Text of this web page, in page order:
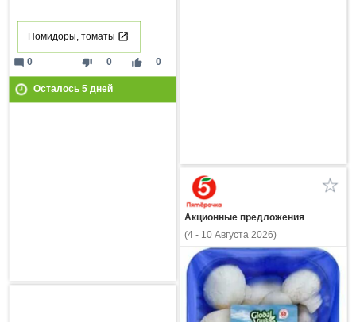
Помидоры, томаты
thumb_down 0 thumb_up 0
mode_comment 0
Осталось 5дней
Акционные предложения
(4 - 10 Августа 2026)